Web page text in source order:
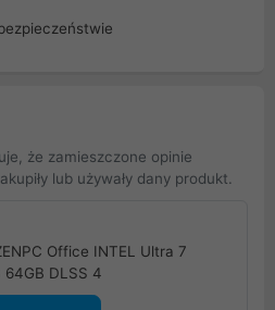
że zamieszczone opinie
lub używały dany produkt.
Office INTEL Ultra 7
64GB DLSS 4